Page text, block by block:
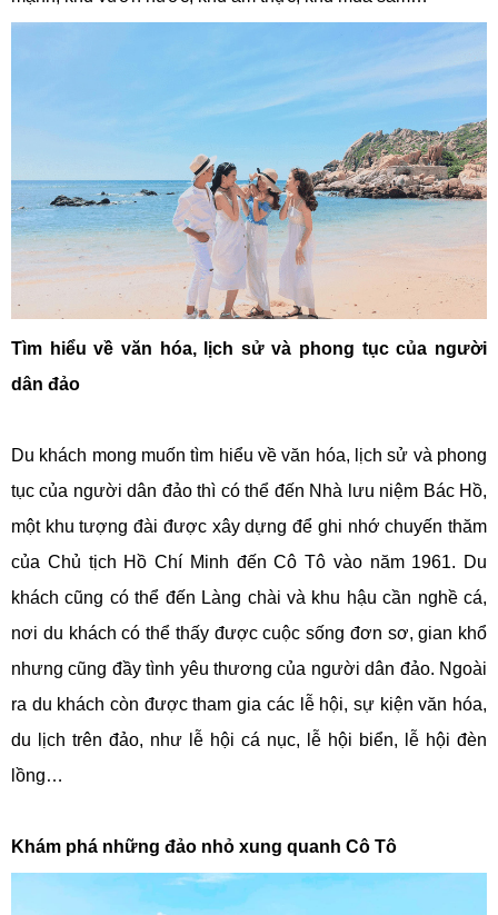
Tìm hiểu về văn hóa, lịch sử và phong tục của người
dân đảo
Du khách mong muốn tìm hiểu về văn hóa, lịch sử và phong
tục của người dân đảo thì có thể đến Nhà lưu niệm Bác Hồ,
một khu tượng đài được xây dựng để ghi nhớ chuyến thăm
của Chủ tịch Hồ Chí Minh đến Cô Tô vào năm 1961. Du
khách cũng có thể đến Làng chài và khu hậu cần nghề cá,
nơi du khách có thể thấy được cuộc sống đơn sơ, gian khổ
nhưng cũng đầy tình yêu thương của người dân đảo. Ngoài
ra du khách còn được tham gia các lễ hội, sự kiện văn hóa,
du lịch trên đảo, như lễ hội cá nục, lễ hội biển, lễ hội đèn
lồng…
Khám phá những đảo nhỏ xung quanh Cô Tô